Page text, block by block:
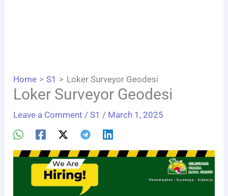
Home S1 Loker Surveyor Geodesi
Loker Surveyor Geodesi
Leave a Comment /S1 / March 1, 2025